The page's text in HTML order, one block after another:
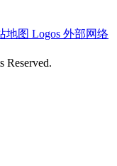
地图 Logos 外部网络
Reserved.